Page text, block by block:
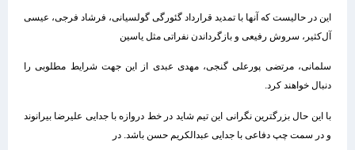
این در حالیست که آنها با تمدید قرارداد گئورگی گولسیانی، فرشاد فرجی، عیسی
آل‌کثیر، سروش رفیعی و بازگرداندن نفراتی مثل یاسین
سلمانی، مرتضی پورعلی گنجی، مهدی عبدی از این جهت شرایط مطلوبی را
دنبال خواهند کرد.
با این حال بزرگترین نگرانی این تیم شاید در خط دروازه با جدایی علیرضا بیرانوند
و در سمت چپ دفاعی با جدایی عبدالکریم حسن باشد. در